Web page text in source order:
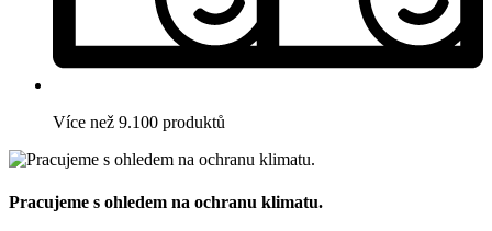
Více než 9.100 produktů
Pracujeme s ohledem na ochranu klimatu.